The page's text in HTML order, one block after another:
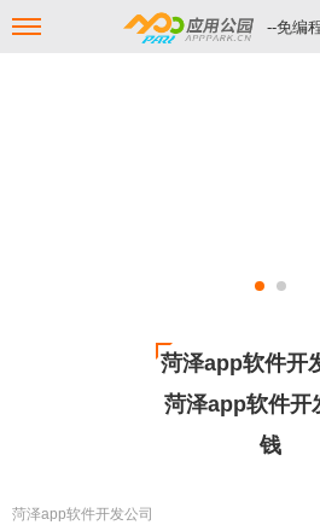
--免编
菏泽app软件开
菏泽app软件开
钱
菏泽app软件开发公司